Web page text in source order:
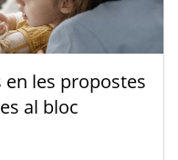
en les propostes
al bloc